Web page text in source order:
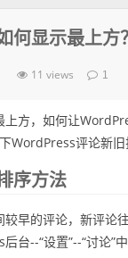
何显示最上方
11 views 1
方，如何让
WordPress评论新旧
序方法
早的评论，新评
台--“设置”--“讨论”中